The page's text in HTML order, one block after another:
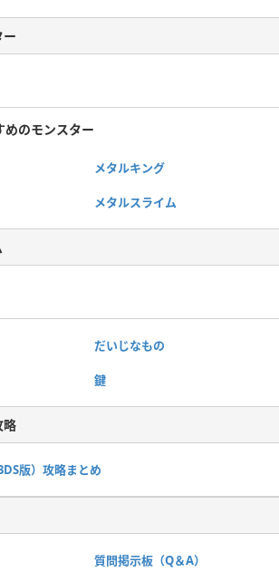
ー
めのモンスター
メタルキング
メタルスライム
だいじなもの
鍵
略
版）攻略まとめ
質問掲示板（Q＆A）